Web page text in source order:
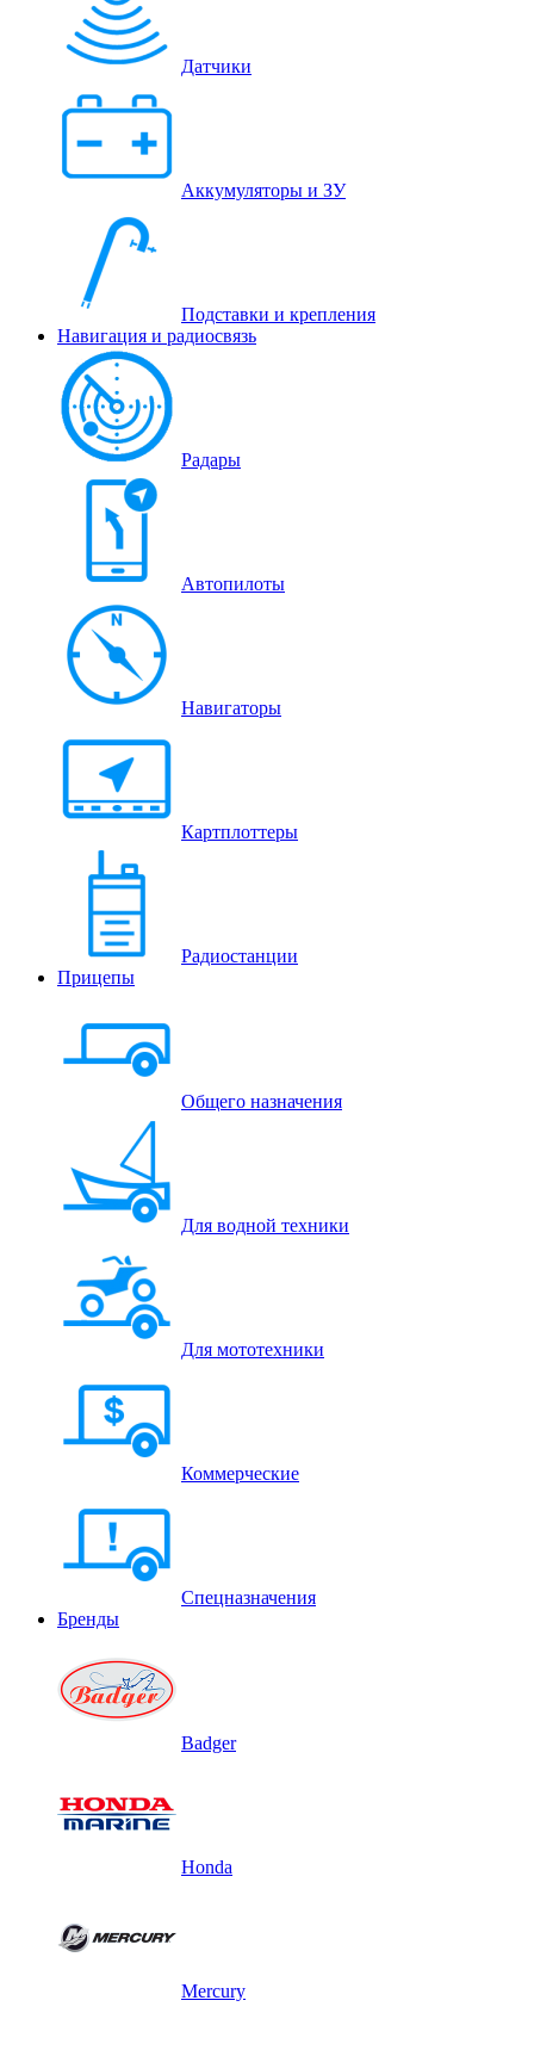
Датчики
Аккумуляторы и ЗУ
Подставки и крепления
Навигация и радиосвязь
Радары
Автопилоты
Навигаторы
Картплоттеры
Радиостанции
Прицепы
Общего назначения
Для водной техники
Для мототехники
Коммерческие
Спецназначения
Бренды
Badger
Honda
Mercury